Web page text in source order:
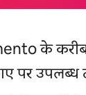
के करीब
पर